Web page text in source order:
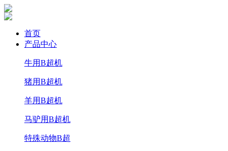
首页
产品中心
牛用B超机
猪用B超机
羊用B超机
马驴用B超机
特殊动物B超